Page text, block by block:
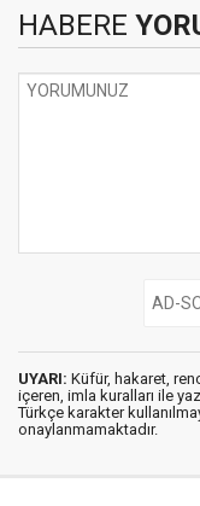
HABERE
UYARI: Küfür, hakaret,
içeren, imla kuralları ile
Türkçe karakter
onaylanmamaktadır.